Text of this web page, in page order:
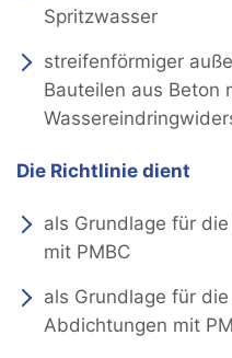
Spritzwasser
streifenförmiger
Bauteilen aus Beton
Die Richtlinie dient
als Grundlage für
mit PMBC
als Grundlage für
Abdichtungen mit